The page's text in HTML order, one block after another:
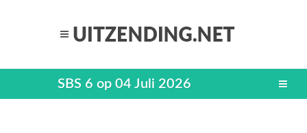
SBS 6 op 04 Juli 2026